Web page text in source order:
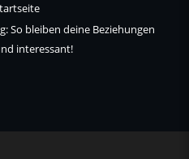
So bleiben deine Beziehungen
interessant!